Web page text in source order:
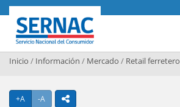
Contenido principal
SERNAC
Inicio / Información / Mercado / Retail ferretero
+A Agrandar texto
-A Achicar textoicono compartir